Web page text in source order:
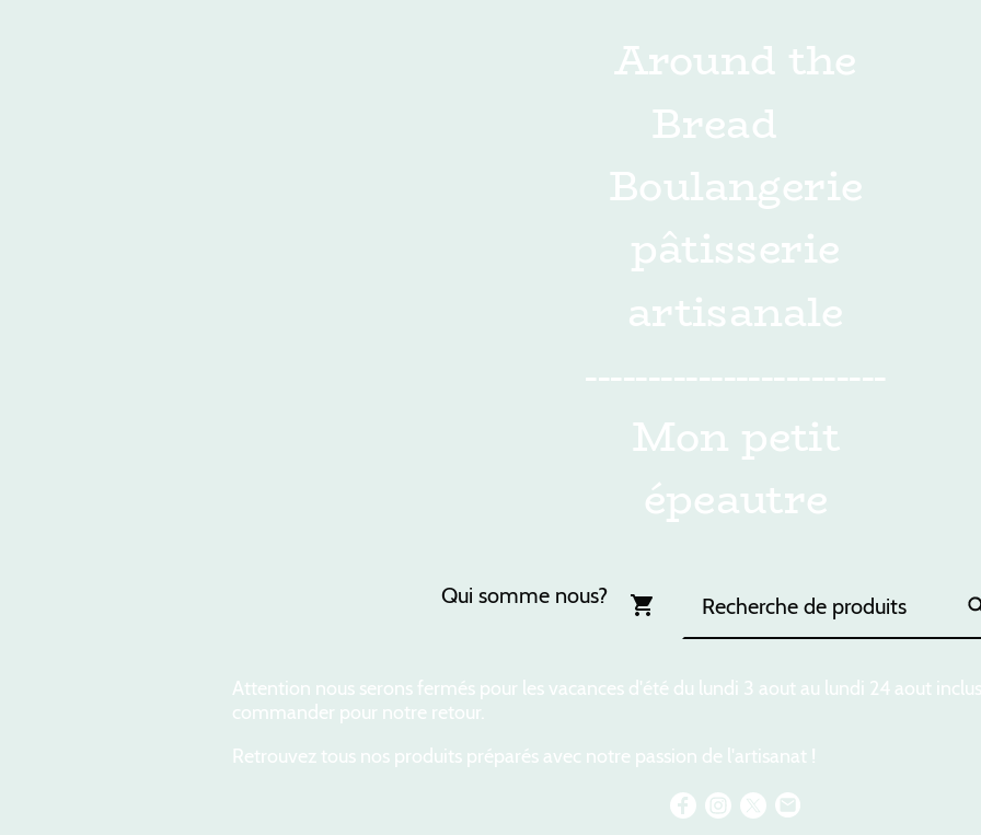
Around the
Bread
Boulangerie
pâtisserie
artisanale
------------------------
Mon petit
épeautre
Qui somme nous?
Attention nous serons fermés pour les vacances d'été du lundi 3 aout au lundi 24 aout
commander pour notre retour.
Retrouvez tous nos produits préparés avec notre passion de l'artisanat !